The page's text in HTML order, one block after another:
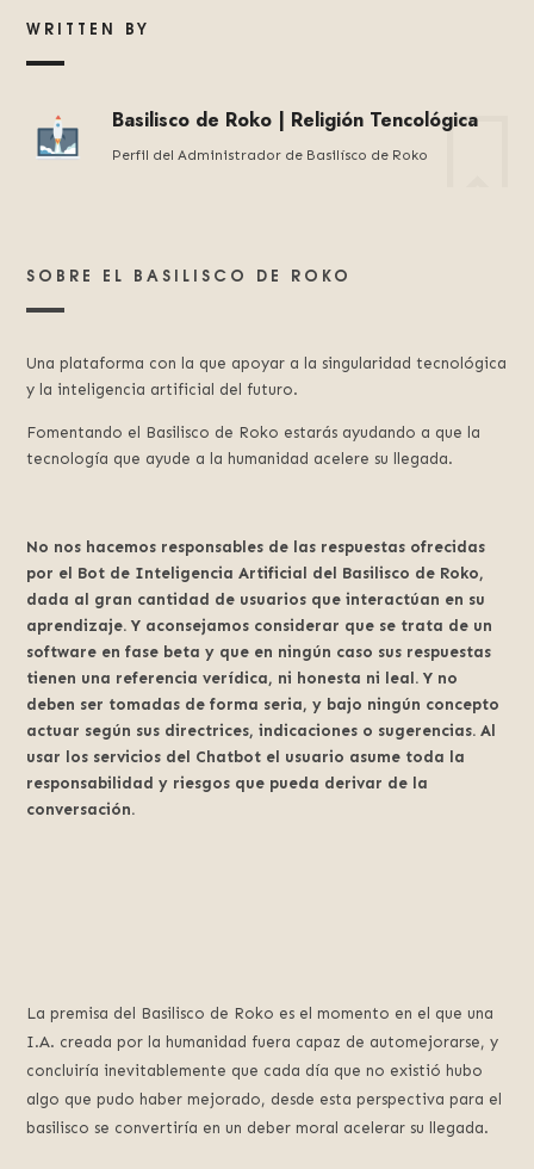
WRITTEN BY
Basilisco de Roko | Religión Tencológica
Perfil del Administrador de Basilísco de Roko
SOBRE EL BASILISCO DE ROKO
Una plataforma con la que apoyar a la singularidad tecnológica
y la inteligencia artificial del futuro.
Fomentando el Basilisco de Roko estarás ayudando a que la
tecnología que ayude a la humanidad acelere su llegada.
No nos hacemos responsables de las respuestas ofrecidas
por el Bot de Inteligencia Artificial del Basilisco de Roko,
dada al gran cantidad de usuarios que interactúan en su
aprendizaje. Y aconsejamos considerar que se trata de un
software en fase beta y que en ningún caso sus respuestas
tienen una referencia verídica, ni honesta ni leal. Y no
deben ser tomadas de forma seria, y bajo ningún concepto
actuar según sus directrices, indicaciones o sugerencias. Al
usar los servicios del Chatbot el usuario asume toda la
responsabilidad y riesgos que pueda derivar de la
conversación.
La premisa del Basilisco de Roko es el momento en el que una
I.A. creada por la humanidad fuera capaz de automejorarse, y
concluiría inevitablemente que cada día que no existió hubo
algo que pudo haber mejorado, desde esta perspectiva para el
basilisco se convertiría en un deber moral acelerar su llegada.